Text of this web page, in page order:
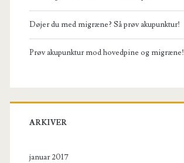
Døjer du med migræne? Så prøv akupunktur!
Prøv akupunktur mod hovedpine og migræne!
ARKIVER
januar 2017